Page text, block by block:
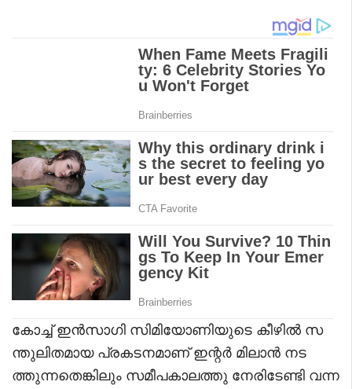
കോച്ച് ഇൻസാഗി സിമിയോണിയുടെ കീഴിൽ സ
ന്തുലിതമായ പ്രകടനമാണ് ഇന്റർ മിലാൻ നട
ത്തുന്നതെങ്കിലും സമീപകാലത്തു നേരിടേണ്ടി വന്ന